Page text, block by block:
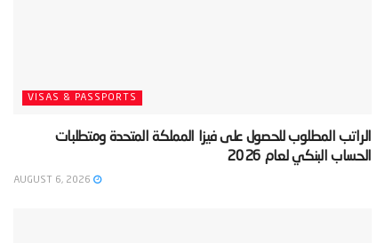
VISAS & PASSPORTS
‫الراتب المطلوب للحصول على فيزا المملكة المتحدة ومتطلبات
الحساب البنكي لعام 2026‬